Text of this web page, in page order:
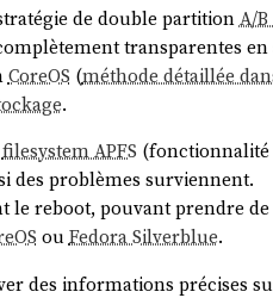
de double partitionA/
transparentes
CoreOS (méthode détaillée
.
filesystem APFS
des problèmes surviennent.
reboot, pouvant prendre
ouFedora Silverblue.
des informations précises